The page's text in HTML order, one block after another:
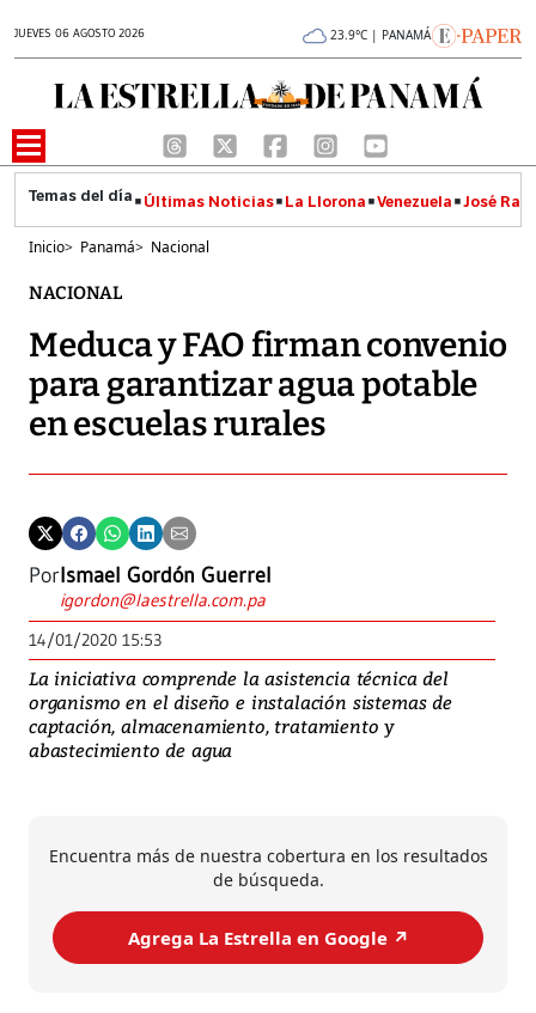
JUEVES 06 AGOSTO 2026 23.9°C | PANAMÁ
Últimas Noticias La Llorona Venezuela José
Inicio> Panamá> Nacional
NACIONAL
Meduca y FAO firman convenio
para garantizar agua potable
en escuelas rurales
PorIsmael Gordón Guerrel
igordon@laestrella.com.pa
14/01/2020 15:53
La iniciativa comprende la asistencia técnica del
organismo en el diseño e instalación sistemas de
captación, almacenamiento, tratamiento y
abastecimiento de agua
Encuentra más de nuestra cobertura en los resultados
de búsqueda.
Agrega La Estrella en Google ↗️